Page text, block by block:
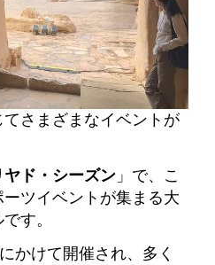
さまざまなイベントが
ヤド・シーズン 」で、こ
ツイベントが集まる大
す。
かけて開催され、多く